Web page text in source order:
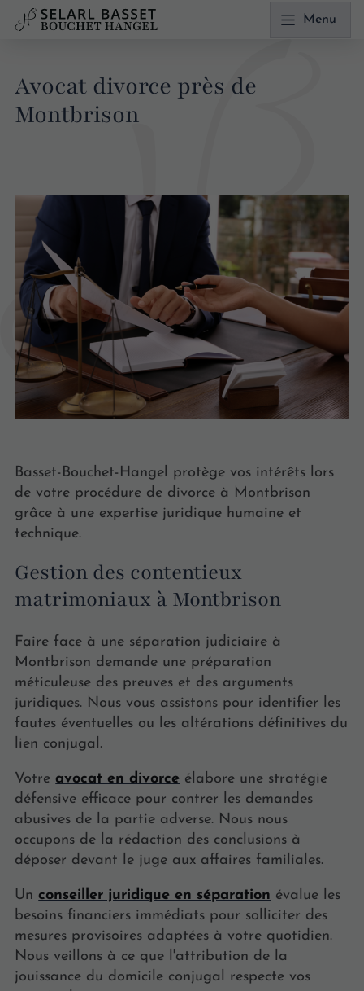
Menu
Avocat divorce près de
Montbrison
Basset-Bouchet-Hangel protège vos intérêts lors
de votre procédure de divorce à Montbrison
grâce à une expertise juridique humaine et
technique.
Gestion des contentieux
matrimoniaux à Montbrison
Faire face à une séparation judiciaire à
Montbrison demande une préparation
méticuleuse des preuves et des arguments
juridiques. Nous vous assistons pour identifier les
fautes éventuelles ou les altérations définitives du
lien conjugal.
Votreavocat en divorce élabore une stratégie
défensive efficace pour contrer les demandes
abusives de la partie adverse. Nous nous
occupons de la rédaction des conclusions à
déposer devant le juge aux affaires familiales.
Unconseiller juridique en séparation évalue les
besoins financiers immédiats pour solliciter des
mesures provisoires adaptées à votre quotidien.
Nous veillons à ce que l'attribution de la
jouissance du domicile conjugal respecte vos